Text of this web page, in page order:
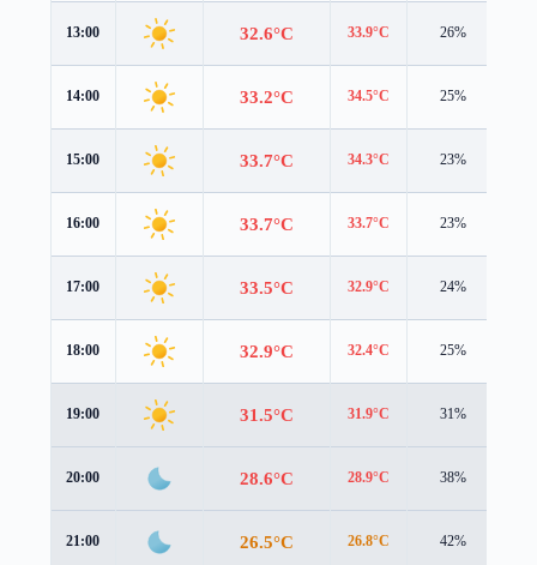
13:00 32.6°C 33.9°C 26%
14:00 33.2°C 34.5°C 25%
15:00 33.7°C 34.3°C 23%
16:00 33.7°C 33.7°C 23%
17:00 33.5°C 32.9°C 24%
18:00 32.9°C 32.4°C 25%
19:00 31.5°C 31.9°C 31%
20:00 28.6°C 28.9°C 38%
21:00 26.5°C 26.8°C 42%